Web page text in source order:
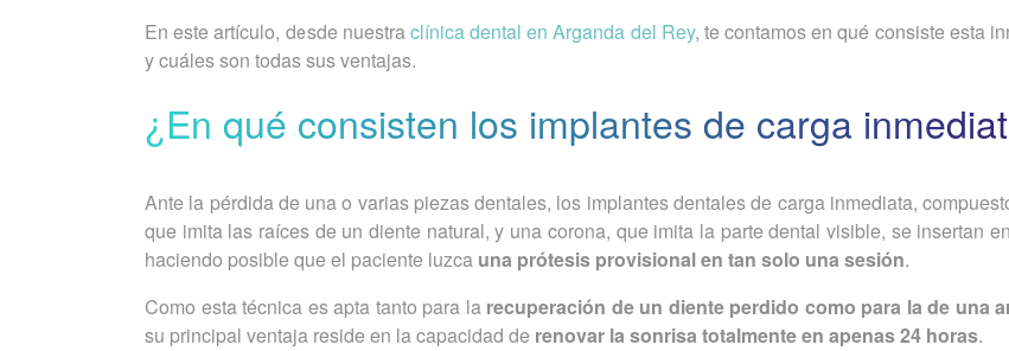
En este artículo, desde nuestraclínica dental en Arganda del Rey, te contamos en qué consiste esta
y cuáles son todas sus ventajas.
¿En qué consisten los implantes de carga
Ante la pérdida de una o varias piezas dentales, los implantes dentales de carga inmediata,
que imita las raíces de un diente natural, y una corona, que imita la parte dental visible, se insertan
haciendo posible que el paciente luzca una prótesis provisional en tan solo una sesión.
Como esta técnica es apta tanto para la recuperación de un diente perdido como para la de una
su principal ventaja reside en la capacidad de renovar la sonrisa totalmente en apenas 24 horas.